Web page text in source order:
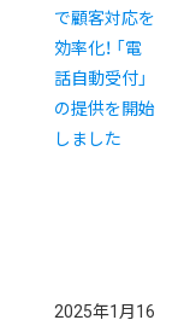
で顧客対応を
効率化！ 「電
話自動受付」
の提供を開始
しました
2025年1月16